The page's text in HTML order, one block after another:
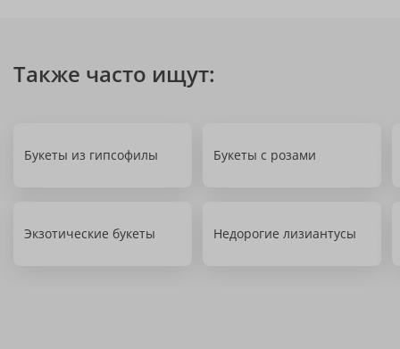
Также часто ищут:
Букеты из гипсофилы Букеты с розами
Экзотические букеты Недорогие лизиантусы